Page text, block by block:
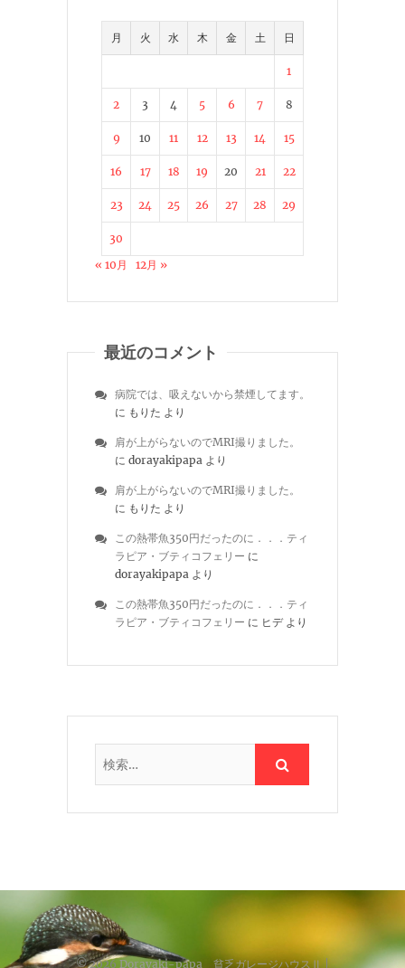
月 火 水 木 金 土 日
1
2 3 4 5 6 7 8
9 10 11 12 13 14 15
16 17 18 19 20 21 22
23 24 25 26 27 28 29
30
« 10月
12月 »
最近のコメント
病院では、吸えないから禁煙してます。
に もりた より
肩が上がらないのでMRI撮りました。
に dorayakipapa より
肩が上がらないのでMRI撮りました。
に もりた より
この熱帯魚350円だったのに．．．ティ
ラピア・ブティコフェリー に
dorayakipapa より
この熱帯魚350円だったのに．．．ティ
ラピア・ブティコフェリー に ヒデより
© 2026 Dorayaki-papa 貧乏ガレージハウスⅡ|